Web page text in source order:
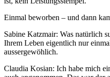
Einmal beworben – und dann
Sabine Katzmair: Was natürlich
Ihrem Leben eigentlich nur
aussergewöhlich.
Claudia Kosian: Ich habe mich